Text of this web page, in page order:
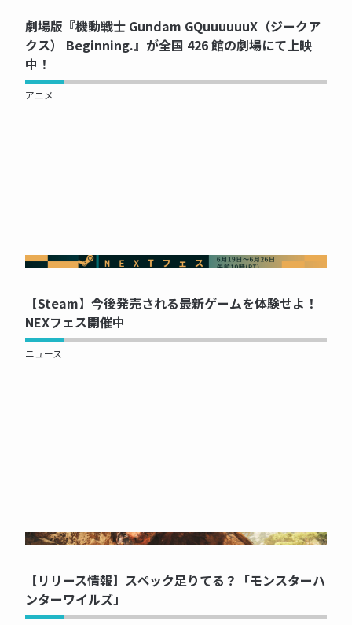
劇場版『機動戦士 Gundam GQuuuuuuX（ジークア
クス） Beginning.』が全国 426 館の劇場にて上映
中！
アニメ
NOW PRINTING...
【Steam】今後発売される最新ゲームを体験せよ！
NEXフェス開催中
ニュース
NOW PRINTING...
【リリース情報】スペック足りてる？「モンスターハ
ンターワイルズ」